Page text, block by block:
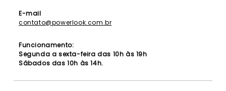
E-mail
contato@powerlook.com.br
Funcionamento:
Segunda a sexta-feira das 10h às 19h
Sábados das 10h às 14h.